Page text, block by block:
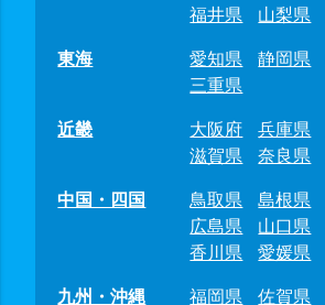
福井県
山梨県
東海
愛知県 静岡県
三重県
近畿
大阪府 兵庫県
滋賀県
奈良県
中国・四国
鳥取県 島根県
広島県
山口県
香川県
愛媛県
九州・沖縄
福岡県 佐賀県